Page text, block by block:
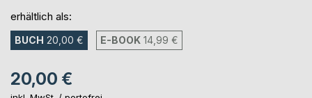
erhältlich als:
BUCH 20,00 € E-BOOK 14,99 €
20,00 €